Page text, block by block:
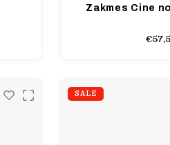
Zakmes Cine
SALE